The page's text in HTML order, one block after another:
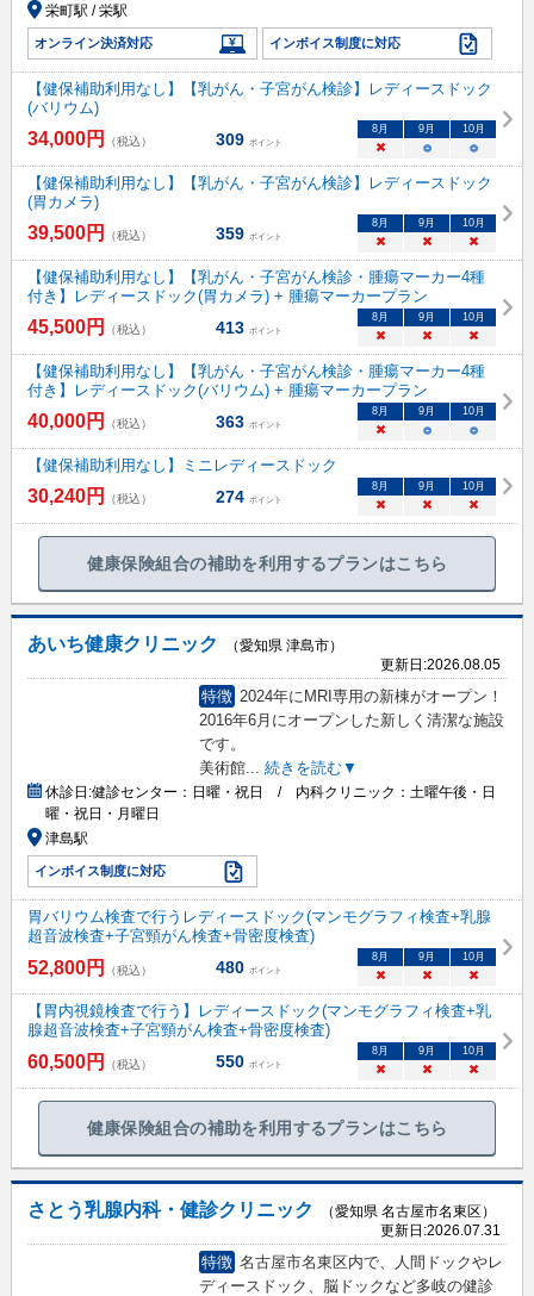
栄町駅 / 栄駅
オンライン決済対応 インボイス制度に対応
【健保補助利用なし】【乳がん・子宮がん検診】レディースドック
(バリウム)
34,000円 （税込） 309 ポイント
8 月 9 月 10月
× ○ ○
【健保補助利用なし】【乳がん・子宮がん検診】レディースドック
(胃カメラ)
39,500円 （税込） 359 ポイント
8 月 9 月 10月
× × ×
【健保補助利用なし】【乳がん・子宮がん検診・腫瘍マーカー4種
付き】レディースドック(胃カメラ) + 腫瘍マーカープラン
45,500円 （税込） 413 ポイント
8 月 9 月 10月
× × ×
【健保補助利用なし】【乳がん・子宮がん検診・腫瘍マーカー4種
付き】レディースドック(バリウム) + 腫瘍マーカープラン
40,000円 （税込） 363 ポイント
8 月 9 月 10月
× ○ ○
【健保補助利用なし】ミニレディースドック
30,240円 （税込） 274 ポイント
8 月 9 月 10月
× × ×
健康保険組合の補助を利用するプランはこちら
あいち健康クリニック
（愛知県 津島市）
更新日:2026.08.05
特徴 2024年にMRI専用の新棟がオープン！
2016年6月にオープンした新しく清潔な施設
です。
美術館... 続きを読む▼
休診日:健診センター：日曜・祝日 / 内科クリニック：土曜午後・日
曜・祝日・月曜日
津島駅
インボイス制度に対応
胃バリウム検査で行うレディースドック(マンモグラフィ検査+乳腺
超音波検査+子宮頸がん検査+骨密度検査)
52,800円 （税込） 480 ポイント
8月 9月 10月
× × ×
【胃内視鏡検査で行う】レディースドック(マンモグラフィ検査+乳
腺超音波検査+子宮頸がん検査+骨密度検査)
60,500円 （税込） 550 ポイント
8月 9月 10月
× × ×
健康保険組合の補助を利用するプランはこちら
さとう乳腺内科・健診クリニック
（愛知県 名古屋市名東区）
更新日:2026.07.31
特徴 名古屋市名東区内で、人間ドックやレ
ディースドック、脳ドックなど多岐の健診